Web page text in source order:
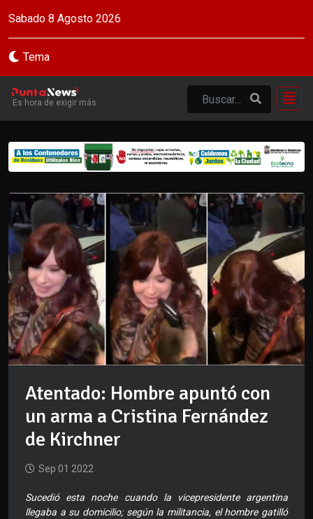
Sabado 8 Agosto 2026
Tema
Es hora de exigir más
Atentado: Hombre apuntó con
un arma a Cristina Fernández
de Kirchner
Sep 01 2022
Sucedió esta noche cuando la vicepresidente argentina
llegaba a su domicilio; según la militancia, el hombre gatilló